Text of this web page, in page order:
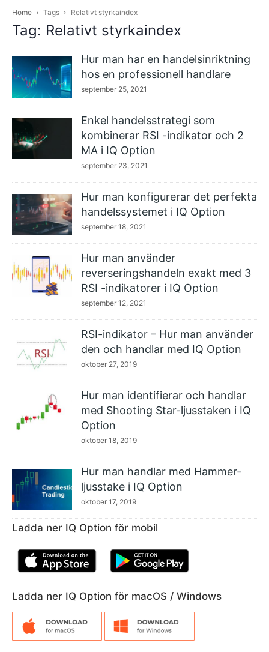
Home Tags Relativt styrkaindex
Tag: Relativt styrkaindex
Hur man har en handelsinriktning
hos en professionell handlare
september 25, 2021
Enkel handelsstrategi som
kombinerar RSI -indikator och 2
MA i IQ Option
september 23, 2021
Hur man konfigurerar det perfekta
handelssystemet i IQ Option
september 18, 2021
Hur man använder
reverseringshandeln exakt med 3
RSI -indikatorer i IQ Option
september 12, 2021
RSI-indikator – Hur man använder
den och handlar med IQ Option
oktober 27, 2019
Hur man identifierar och handlar
med Shooting Star-ljusstaken i IQ
Option
oktober 18, 2019
Hur man handlar med Hammer-
ljusstake i IQ Option
oktober 17, 2019
Ladda ner IQ Option för mobil
Ladda ner IQ Option för macOS / Windows